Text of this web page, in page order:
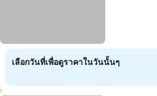
เลือกวันที่เพื่อดูราคาในวันนั้นๆ